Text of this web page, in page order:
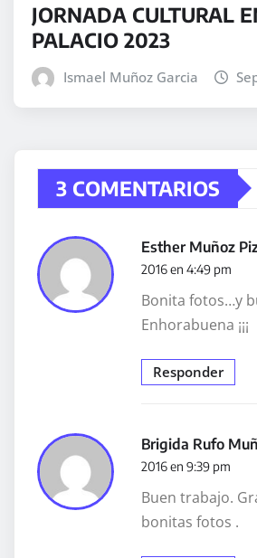
JORNADA CULTURAL
PALACIO 2023
Ismael Muñoz Garcia
3 COMENTARIOS
Esther Muñoz
2016 en 4:49 pm
Bonita fotos…y
Enhorabuena ¡¡¡
Responder
Brigida Rufo
2016 en 9:39 pm
Buen trabajo.
bonitas fotos .